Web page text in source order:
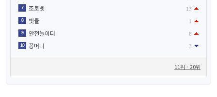
7 조로벳 13
8 벳클 1
9 안전놀이터 8
10 꽁머니 3
11위 - 20위